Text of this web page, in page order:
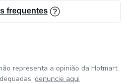
frequentes
representa a opinião da Hotmart.
denuncie aqui